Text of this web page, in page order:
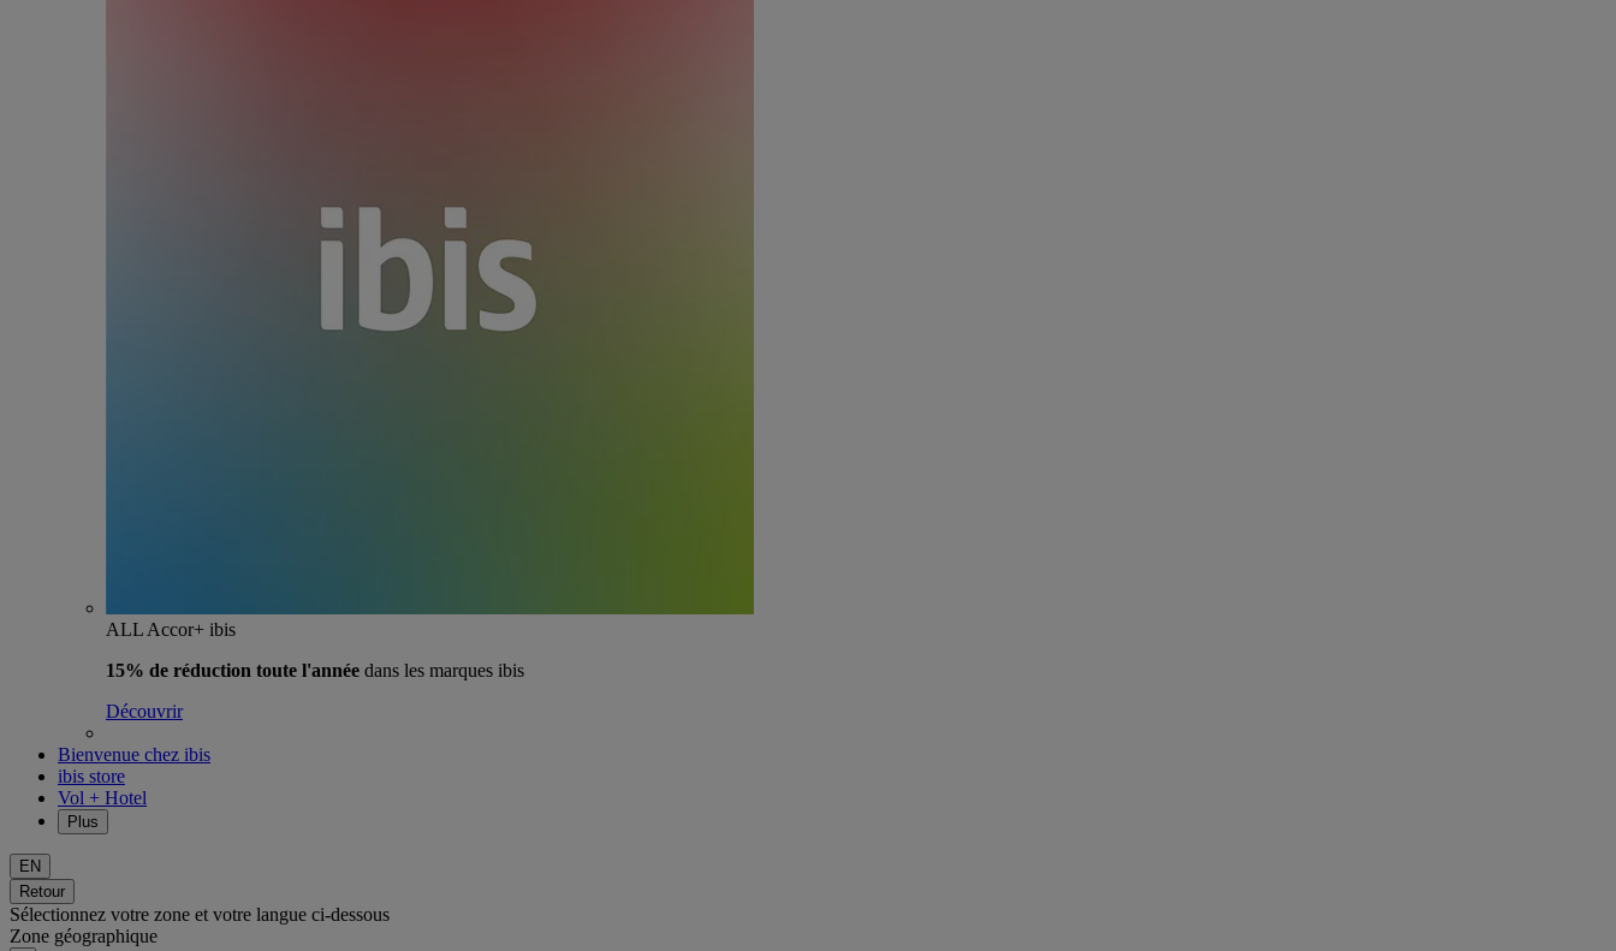
ALL Accor+ ibis
15% de réduction toute l'année dans les marques ibis
Découvrir
Bienvenue chez ibis
ibis store
Vol + Hotel
Plus
EN
Retour
Sélectionnez votre zone et votre langue ci-dessous
Zone géographique